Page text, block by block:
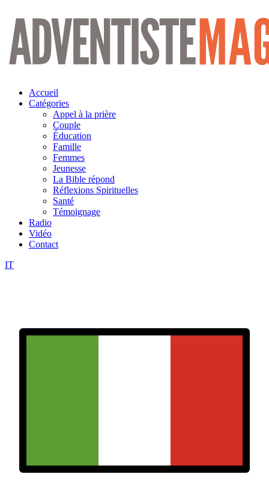
Aller
contenu
Accueil
Catégories
Appel à la prière
Couple
Éducation
Famille
Femmes
Jeunesse
La Bible répond
Réflexions Spirituelles
Santé
Témoignage
Radio
Vidéo
Contact
IT